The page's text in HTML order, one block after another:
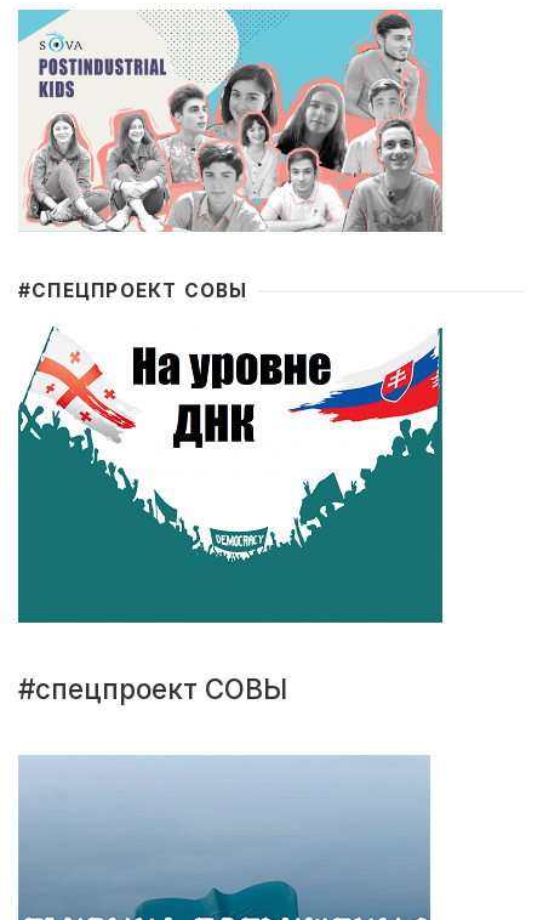
#CПЕЦПРОЕКТ СОВЫ
#спецпроект СОВЫ